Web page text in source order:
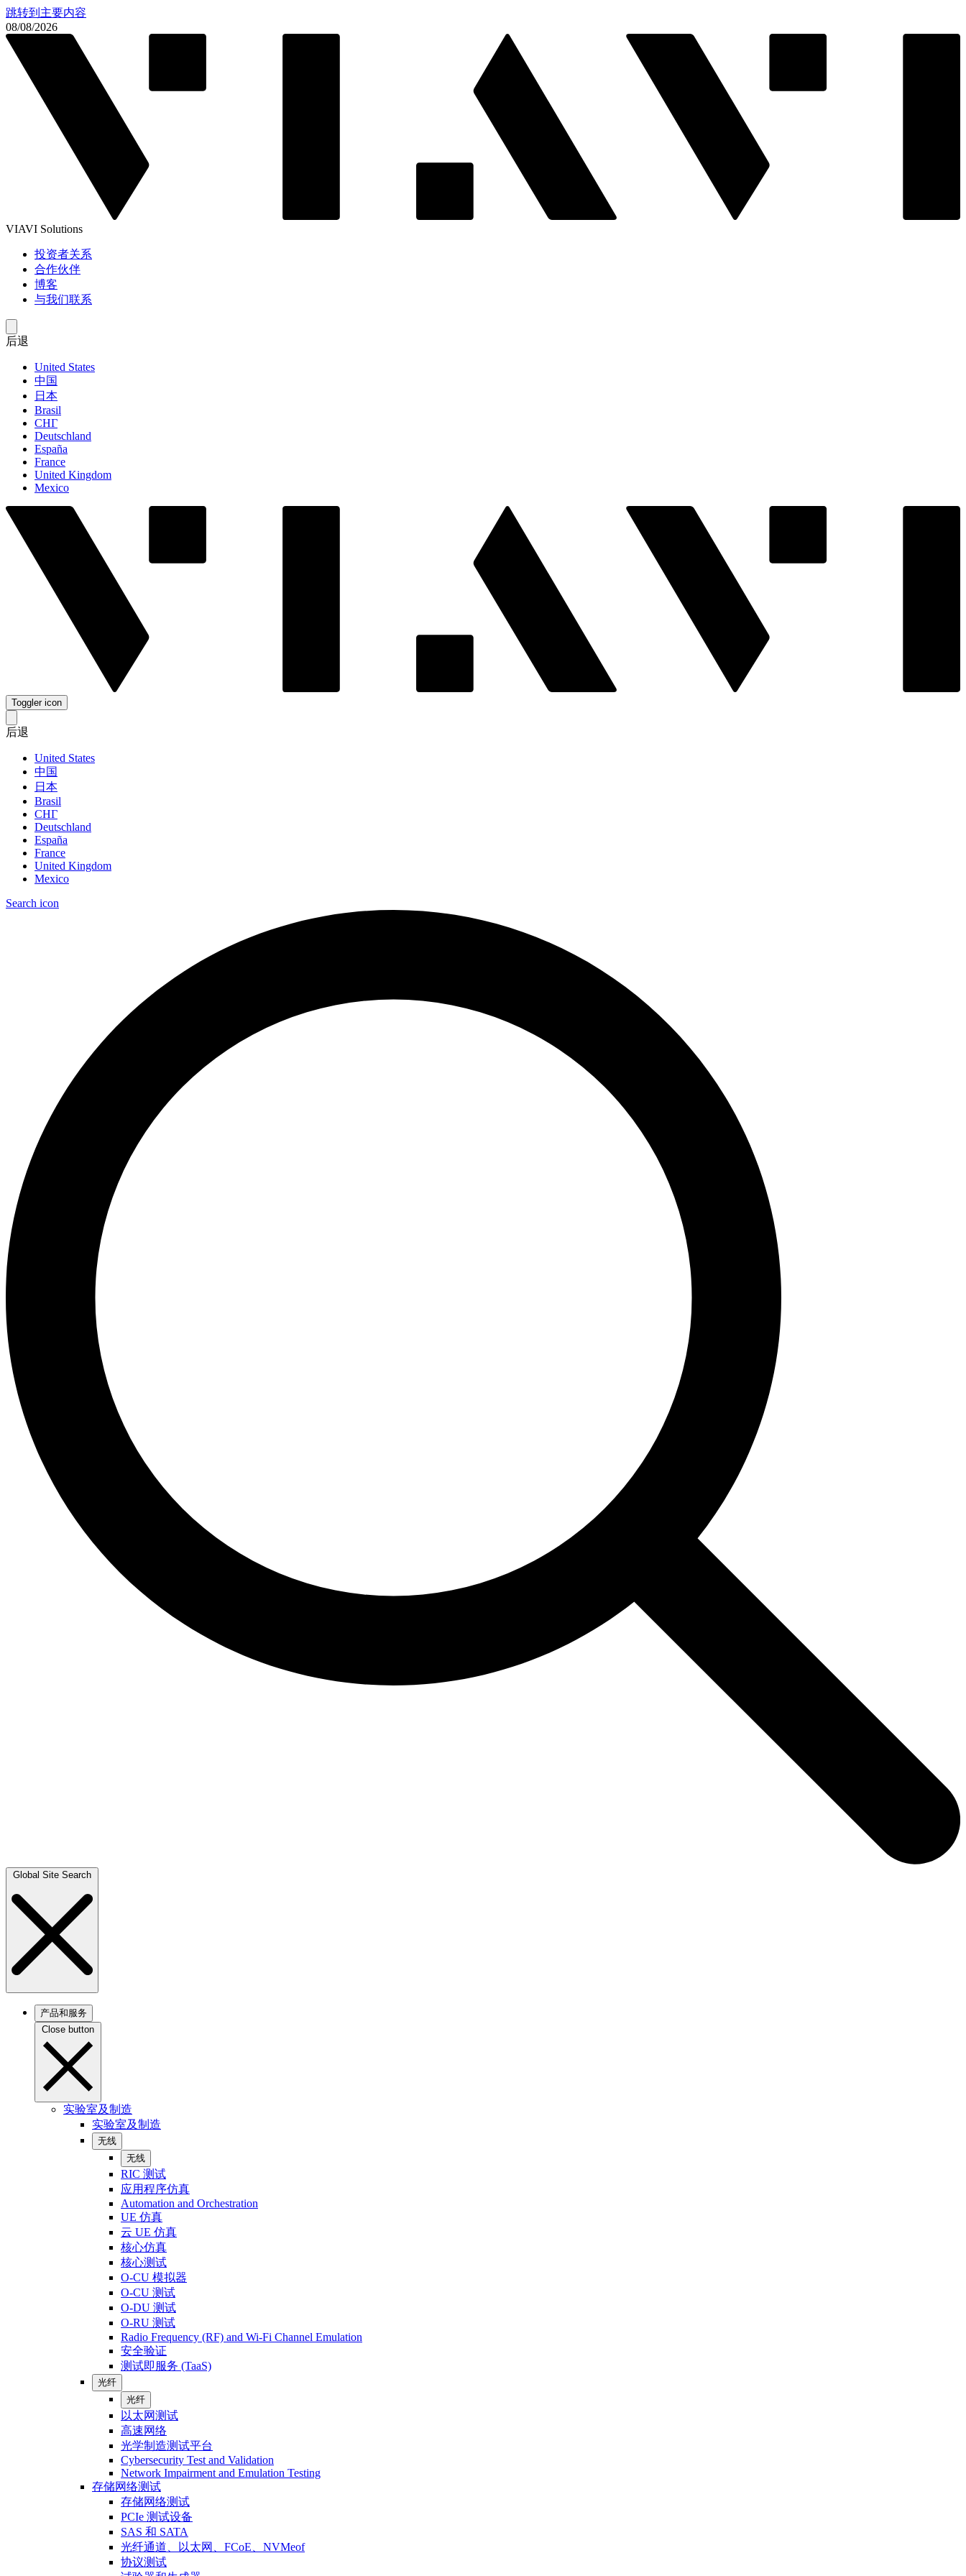
跳转到主要内容
08/08/2026
VIAVI Solutions
投资者关系
合作伙伴
博客
与我们联系
后退
United States
中国
日本
Brasil
СНГ
Deutschland
España
France
United Kingdom
Mexico
Toggler icon
后退
United States
中国
日本
Brasil
СНГ
Deutschland
España
France
United Kingdom
Mexico
Search icon
Global Site Search
产品和服务
Close button
实验室及制造
实验室及制造
无线
无线
RIC 测试
应用程序仿真
Automation and Orchestration
UE 仿真
云 UE 仿真
核心仿真
核心测试
O-CU 模拟器
O-CU 测试
O-DU 测试
O-RU 测试
Radio Frequency (RF) and Wi-Fi Channel Emulation
安全验证
测试即服务 (TaaS)
光纤
光纤
以太网测试
高速网络
光学制造测试平台
Cybersecurity Test and Validation
Network Impairment and Emulation Testing
存储网络测试
存储网络测试
PCIe 测试设备
SAS 和 SATA
光纤通道、以太网、FCoE、NVMeof
协议测试